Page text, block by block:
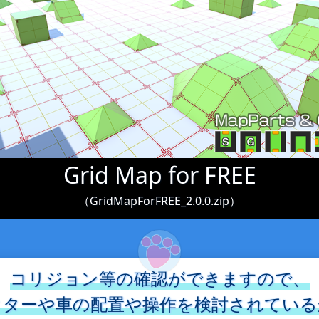
Grid Map for FREE
（GridMapForFREE_2.0.0.zip）
コリジョン等の確認ができますので、
ーや車の配置や操作を検討されてい